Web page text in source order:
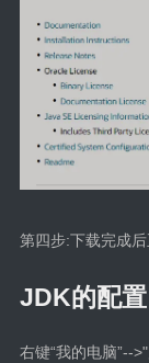
第四步:下载完成
JDK的配置
右键“我的电脑”--